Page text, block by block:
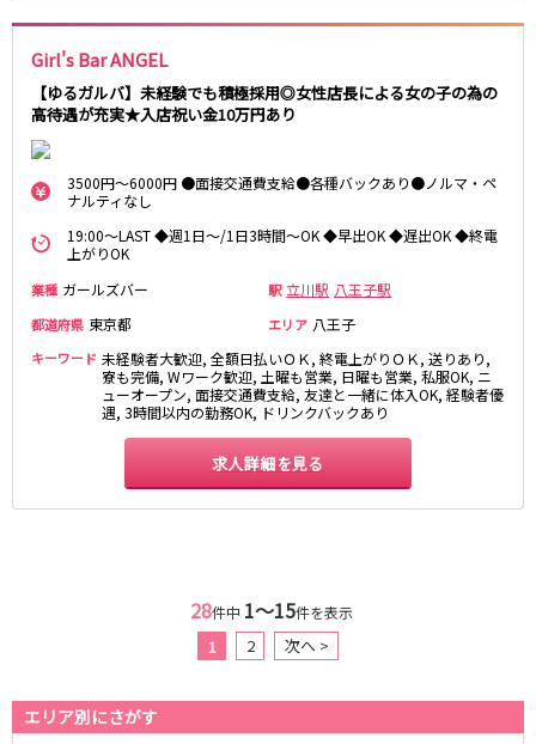
Girl's Bar ANGEL
【ゆるガルバ】未経験でも積極採用◎女性店長による女の子の為の
高待遇が充実★入店祝い金10万円あり
3500円～6000円 ●面接交通費支給●各種バックあり●ノルマ・ペ
ナルティなし
19:00～LAST ◆週1日～/1日3時間～OK ◆早出OK ◆遅出OK ◆終電
上がりOK
業種 ガールズバー 駅 立川駅 八王子駅
都道府県 東京都 エリア 八王子
キーワード 未経験者大歓迎, 全額日払いＯＫ, 終電上がりＯＫ, 送りあり,
寮も完備, Wワーク歓迎, 土曜も営業, 日曜も営業, 私服OK, ニ
ューオープン, 面接交通費支給, 友達と一緒に体入OK, 経験者優
遇, 3時間以内の勤務OK, ドリンクバックあり
求人詳細を見る
28件中 1〜15件を表示
1 2 次へ >
エリア別にさがす
八王子駅 東飯能駅
東武野田線
大宮駅
大和駅
相模大野駅
湘南台駅
鶴間駅
中央林間駅
本鵠沼駅
南林間駅
京成千葉線
京成千葉駅
京成津田沼駅
京成幕張本郷駅
新越谷駅
獨協大学前駅
押上〈スカイツリー前〉駅谷塚駅
竹ノ塚駅
浅草駅